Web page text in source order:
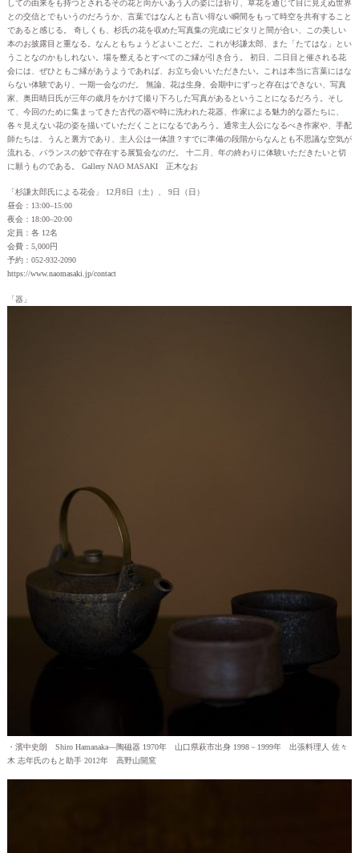
しての由来をも持つとされるその花と向かいあう人の姿には祈り、草花を通じて目に見えぬ世界
との交信とでもいうのだろうか、言葉ではなんとも言い得ない瞬間をもって時空を共有すること
であると感じる。 奇しくも、杉氏の花を収めた写真集の完成にピタリと間が合い、この美しい
本のお披露目と重なる。なんともちょうどよいことだ。これが杉謙太郎、また「たてはな」とい
うことなのかもしれない。場を整えるとすべてのご縁が引き合う。 初日、二日目と催される花
会には、ぜひともご縁があうようであれば、お立ち会いいただきたい。これは本当に言葉にはな
らない体験であり、一期一会なのだ。 無論、花は生身、会期中にずっと存在はできない、写真
家、奥田晴日氏が三年の歳月をかけて撮り下ろした写真があるということになるだろう。そし
て、今回のために集まってきた古代の器や時に洗われた花器、作家による魅力的な器たちに、
各々見えない花の姿を描いていただくことになるであろう。通常主人公になるべき作家や、手配
師たちは、うんと裏方であり、主人公は一体誰？すでに準備の段階からなんとも不思議な空気が
流れる、バランスの妙で存在する展覧会なのだ。 十二月、年の終わりに体験いただきたいと切
に願うものである。 Gallery NAO MASAKI 正木なお
「杉謙太郎氏による花会」 12月8日（土）、 9日（日）
昼会：13:00–15:00
夜会：18:00–20:00
定員：各 12名
会費：5,000円
予約：052-932-2090
https://www.naomasaki.jp/contact
「器」
・濱中史朗 Shiro Hamanaka—陶磁器 1970年 山口県萩市出身 1998－1999年 出張料理人 佐々
木 志年氏のもと助手 2012年 高野山開窯